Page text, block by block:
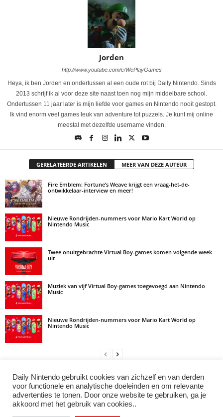
Jorden
http://www.youtube.com/c/WePlayGames
Heya, ik ben Jorden en ondertussen al een oude rot bij Daily Nintendo. Sinds
2013 schrijf ik al voor deze site naast toen nog mijn middelbare school.
Ondertussen 11 jaar later is mijn liefde voor games en Nintendo nooit gestopt.
Ik vind enorm veel games leuk van adventure tot puzzels. Je kunt mij online
meestal met dezelfde username vinden.
GERELATEERDE ARTIKELEN MEER VAN DEZE AUTEUR
Fire Emblem: Fortune’s Weave krijgt een vraag-het-de-
ontwikkelaar-interview en meer!
Nieuwe Rondrijden-nummers voor Mario Kart World op
Nintendo Music
Twee onuitgebrachte Virtual Boy-games komen volgende week
uit
Muziek van vijf Virtual Boy-games toegevoegd aan Nintendo
Music
Nieuwe Rondrijden-nummers voor Mario Kart World op
Nintendo Music
LAAT EEN REACTIE ACHTER
Log in om een opmerking achter te laten
Daily Nintendo gebruikt cookies van zichzelf en van derden
voor functionele en analytische doeleinden en om relevante
advertenties te tonen. Door onze website te gebruiken, ga je
akkoord met het gebruik van cookies..